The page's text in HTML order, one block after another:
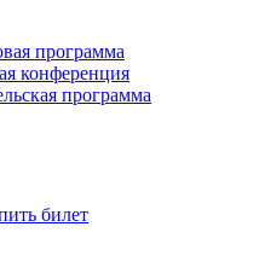
программа
конференция
программа
билет